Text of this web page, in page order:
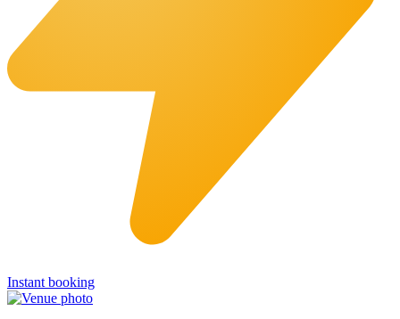
Instant booking